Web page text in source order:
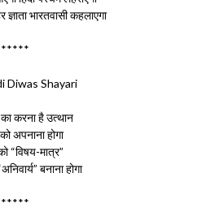
ज्ञाता भारतवासी कहलाएगा
*****
Diwas Shayari
करना है उत्थान
को अपनाना होगा
“विषय-मात्र”
बनाना होगा
*****